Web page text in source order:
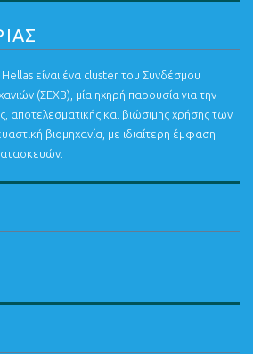
είναι ένα cluster του Συνδέσμου
(ΣΕΧΒ), μία ηχηρή παρουσία για την
αποτελεσματικής και βιώσιμης χρήσης των
βιομηχανία, με ιδιαίτερη έμφαση